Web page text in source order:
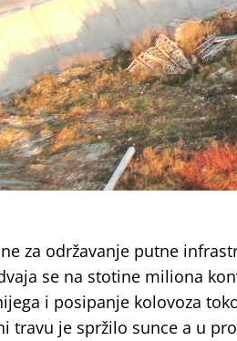
za održavanje putne
se na stotine miliona
i posipanje kolovoza
travu je spržilo sunce a u